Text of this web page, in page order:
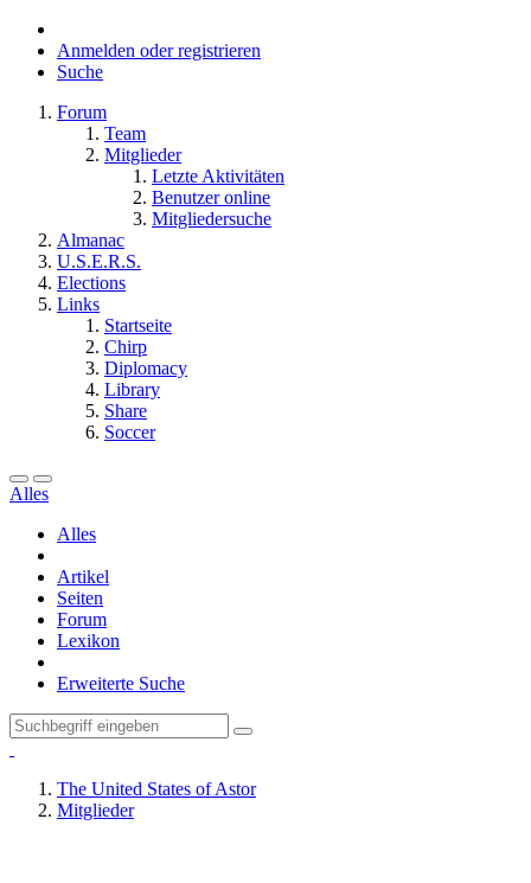
Anmelden oder registrieren
Suche
Forum
Team
Mitglieder
Letzte Aktivitäten
Benutzer online
Mitgliedersuche
Almanac
U.S.E.R.S.
Elections
Links
Startseite
Chirp
Diplomacy
Library
Share
Soccer
Alles
Alles
Artikel
Seiten
Forum
Lexikon
Erweiterte Suche
The United States of Astor
Mitglieder